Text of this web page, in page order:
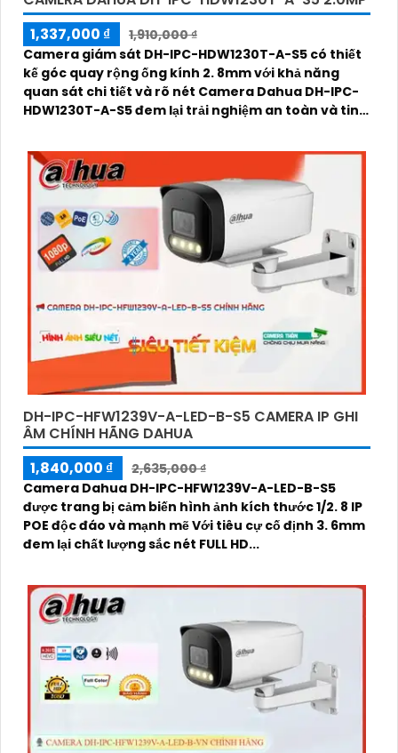
1,337,000 ₫
1,910,000 ₫
Camera giám sát DH-IPC-HDW1230T-A-S5 có thiết
kế góc quay rộng ống kính 2. 8mm với khả năng
quan sát chi tiết và rõ nét Camera Dahua DH-IPC-
HDW1230T-A-S5 đem lại trải nghiệm an toàn và tin
diện rộng phù hợp cho việc giám sát các khu vực
lớn để bảo vệ tài sản và an ninh cho gia đình, cửa
hàng hoặc doanh nghiệpThiết bị Camera giá rẻ DH-
IPC-HDW1230T-A-S5 là lựa chọn tốt cho việc lắp đặt
tại văn phòng, cửa hàng, hoặc công sở
DH-IPC-HFW1239V-A-LED-B-S5 CAMERA IP GHI
ÂM CHÍNH HÃNG DAHUA
1,840,000 ₫
2,635,000 ₫
Camera Dahua DH-IPC-HFW1239V-A-LED-B-S5
được trang bị cảm biến hình ảnh kích thước 1/2. 8 IP
POE độc đáo và mạnh mẽ Với tiêu cự cố định 3. 6mm
đem lại chất lượng sắc nét FULL HD...